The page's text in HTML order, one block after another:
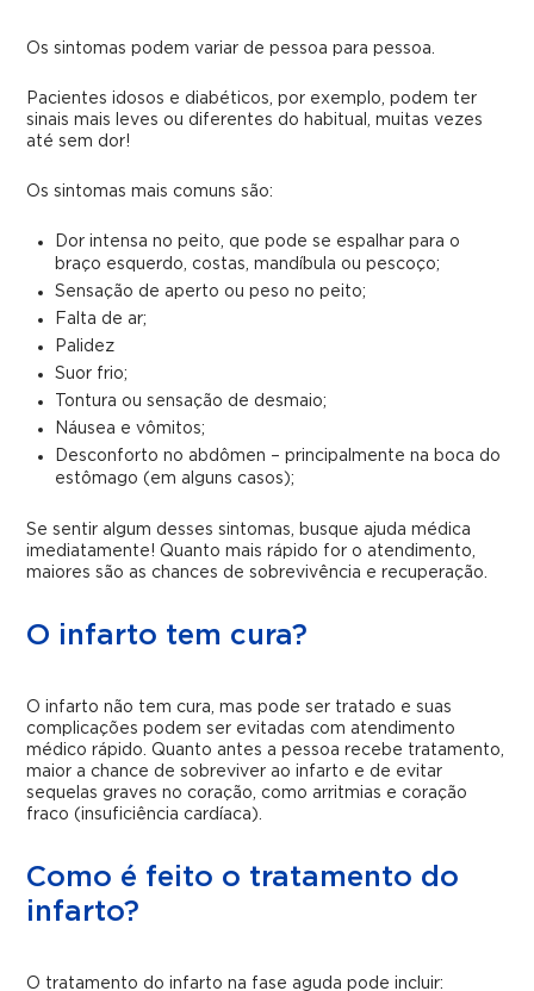
Os sintomas podem variar de pessoa para pessoa.
Pacientes idosos e diabéticos, por exemplo, podem ter
sinais mais leves ou diferentes do habitual, muitas vezes
até sem dor!
Os sintomas mais comuns são:
Dor intensa no peito, que pode se espalhar para o
braço esquerdo, costas, mandíbula ou pescoço;
Sensação de aperto ou peso no peito;
Falta de ar;
Palidez
Suor frio;
Tontura ou sensação de desmaio;
Náusea e vômitos;
Desconforto no abdômen – principalmente na boca do
estômago (em alguns casos);
Se sentir algum desses sintomas, busque ajuda médica
imediatamente! Quanto mais rápido for o atendimento,
maiores são as chances de sobrevivência e recuperação.
O infarto tem cura?
O infarto não tem cura, mas pode ser tratado e suas
complicações podem ser evitadas com atendimento
médico rápido. Quanto antes a pessoa recebe tratamento,
maior a chance de sobreviver ao infarto e de evitar
sequelas graves no coração, como arritmias e coração
fraco (insuficiência cardíaca).
Como é feito o tratamento do
infarto?
O tratamento do infarto na fase aguda pode incluir: